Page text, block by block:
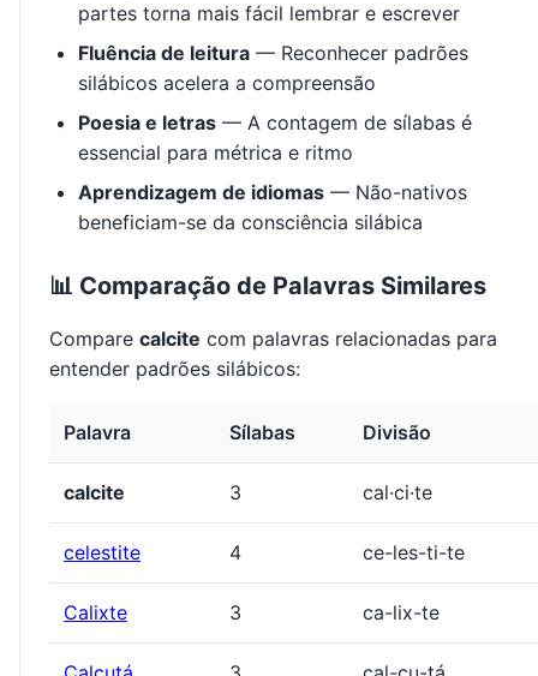
partes torna mais fácil lembrar e escrever
Fluência de leitura — Reconhecer padrões
silábicos acelera a compreensão
Poesia e letras — A contagem de sílabas é
essencial para métrica e ritmo
Aprendizagem de idiomas — Não-nativos
beneficiam-se da consciência silábica
📊 Comparação de Palavras Similares
Compare calcite com palavras relacionadas para
entender padrões silábicos:
Palavra Sílabas Divisão
calcite 3 cal·ci·te
celestite 4 ce-les-ti-te
Calixte 3 ca-lix-te